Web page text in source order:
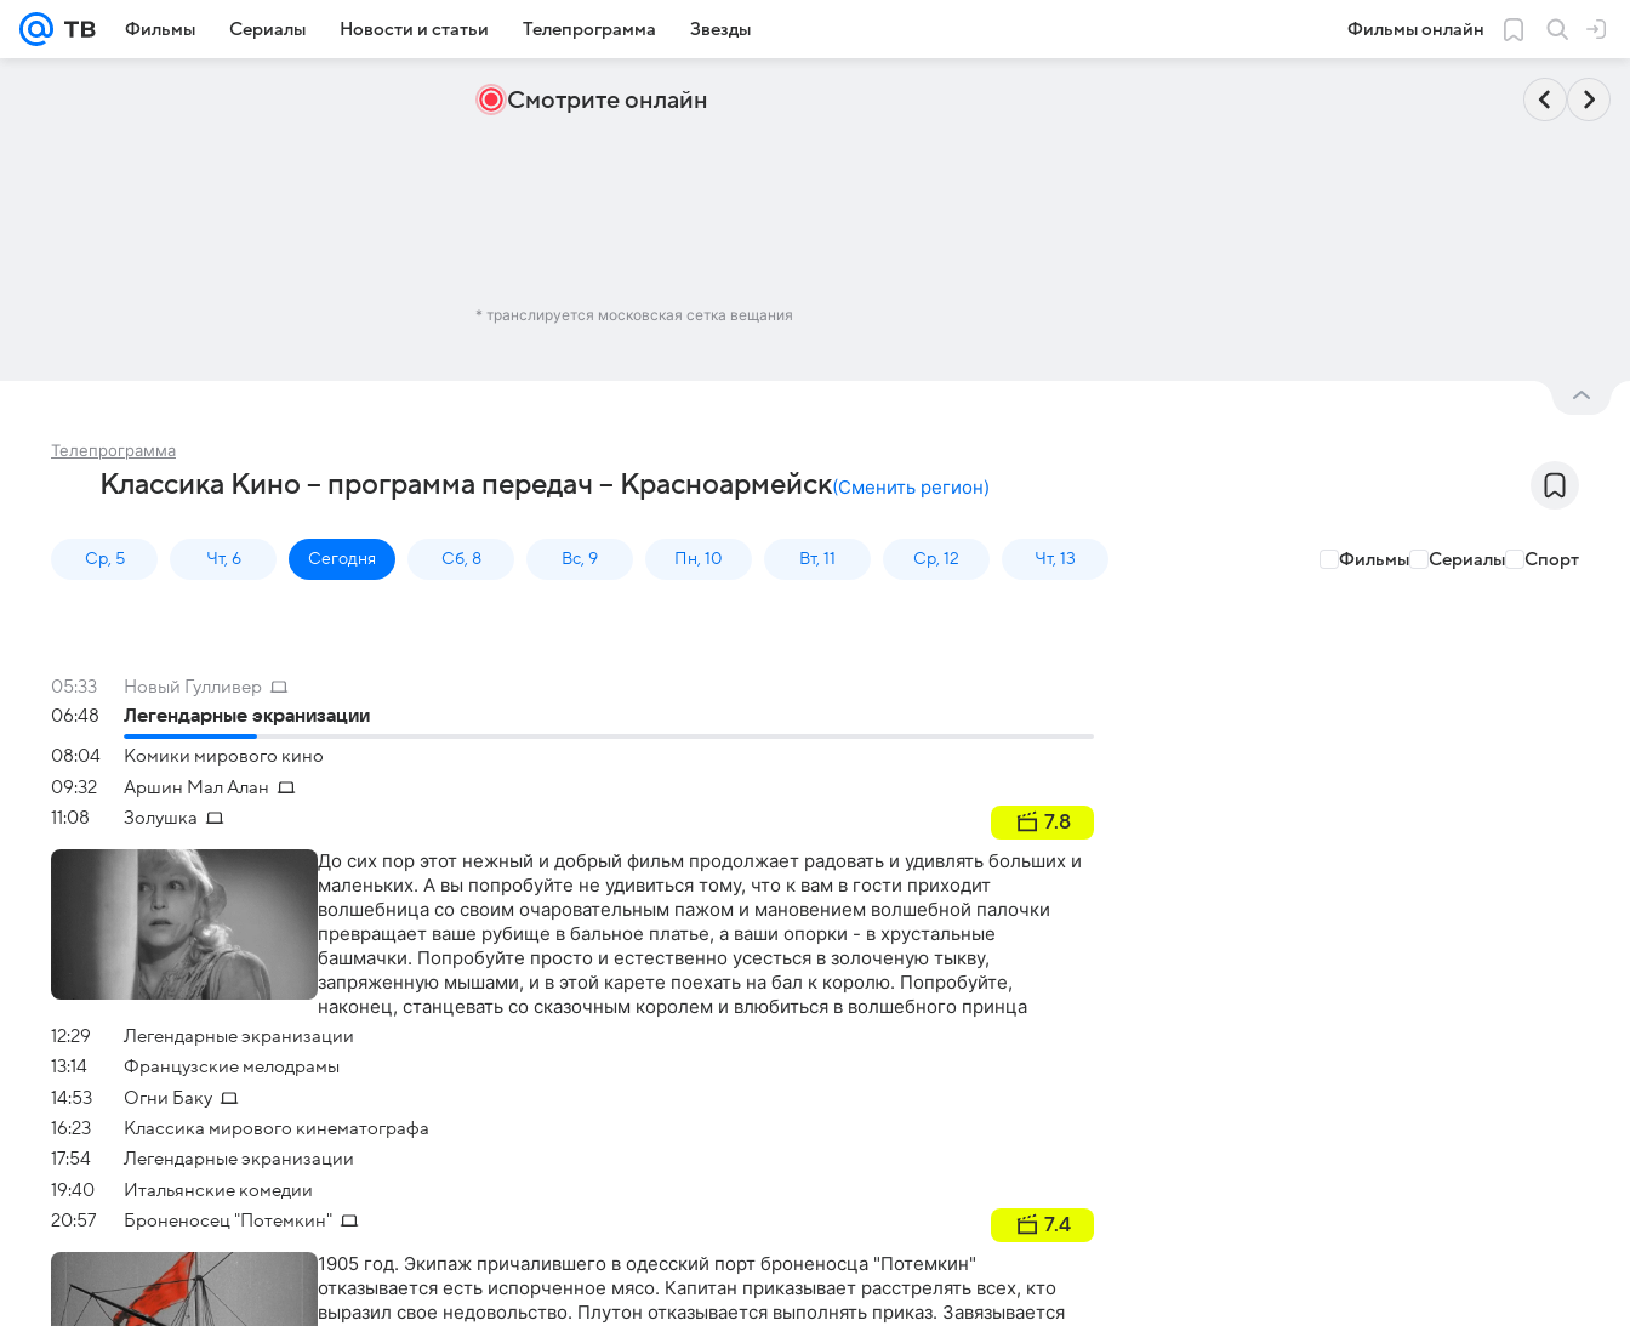
Фильмы Сериалы Новости и статьи Телепрограмма Звезды Фильмы онлайн
Смотрите онлайн
* транслируется московская сетка вещания
Телепрограмма
Классика Кино – программа передач – Красноармейск(Сменить регион)
Ср, 5 Чт, 6 Сегодня Сб, 8 Вс, 9 Пн, 10 Вт, 11 Ср, 12 Чт, 13 Фильмы Сериалы Спорт
05:33
Новый Гулливер
06:48
Легендарные экранизации
08:04
Комики мирового кино
09:32
Аршин Мал Алан
11:08
Золушка 7.8
До сих пор этот нежный и добрый фильм продолжает радовать и удивлять больших и
маленьких. А вы попробуйте не удивиться тому, что к вам в гости приходит
волшебница со своим очаровательным пажом и мановением волшебной палочки
превращает ваше рубище в бальное платье, а ваши опорки - в хрустальные
башмачки. Попробуйте просто и естественно усесться в золоченую тыкву,
запряженную мышами, и в этой карете поехать на бал к королю. Попробуйте,
наконец, станцевать со сказочным королем и влюбиться в волшебного принца
12:29
Легендарные экранизации
13:14
Французские мелодрамы
14:53
Огни Баку
16:23
Классика мирового кинематографа
17:54
Легендарные экранизации
19:40
Итальянские комедии
20:57
Броненосец "Потемкин" 7.4
1905 год. Экипаж причалившего в одесский порт броненосца "Потемкин"
отказывается есть испорченное мясо. Капитан приказывает расстрелять всех, кто
выразил свое недовольство. Плутон отказывается выполнять приказ. Завязывается